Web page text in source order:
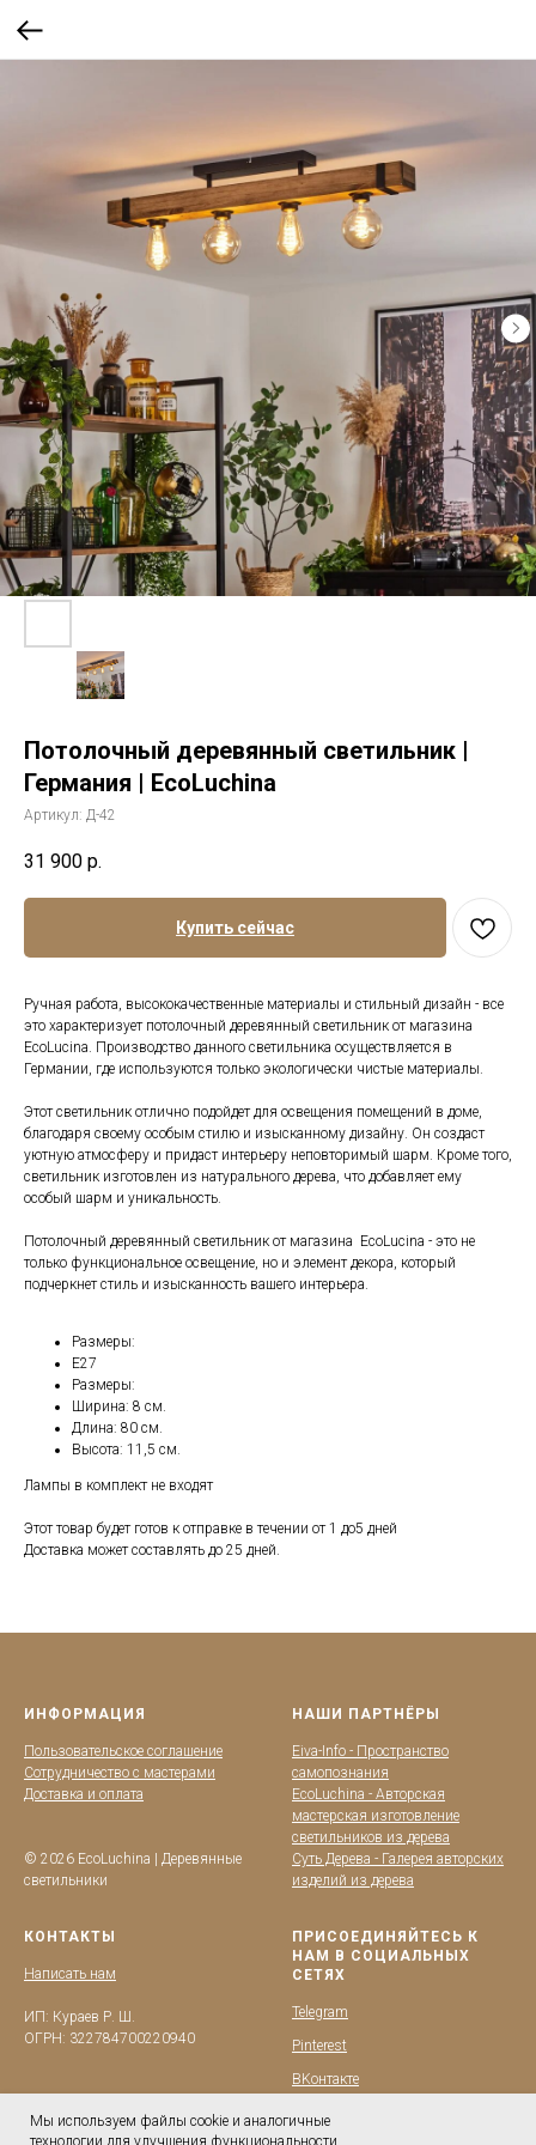
Потолочный деревянный светильник |
Германия | EcoLuchina
Артикул: Д-42
31 900 р.
Купить сейчас
Ручная работа, высококачественные материалы и стильный дизайн - все
это характеризует потолочный деревянный светильник от магазина
EcoLucina. Производство данного светильника осуществляется в
Германии, где используются только экологически чистые материалы.
Этот светильник отлично подойдет для освещения помещений в доме,
благодаря своему особым стилю и изысканному дизайну. Он создаст
уютную атмосферу и придаст интерьеру неповторимый шарм. Кроме того,
светильник изготовлен из натурального дерева, что добавляет ему
особый шарм и уникальность.
Потолочный деревянный светильник от магазина EcoLucina - это не
только функциональное освещение, но и элемент декора, который
подчеркнет стиль и изысканность вашего интерьера.
Размеры:
Е27
Размеры:
Ширина: 8 см.
Длина: 80 см.
Высота: 11,5 см.
Лампы в комплект не входят
Этот товар будет готов к отправке в течении от 1 до5 дней
Доставка может составлять до 25 дней.
ИНФОРМАЦИЯ
Пользовательское соглашение
Сотрудничество с мастерами
Доставка и оплата
© 2026 EcoLuchina | Деревянные
светильники
НАШИ ПАРТНЁРЫ
Eiva-Info - Пространство
самопознания
EcoLuchina - Авторская
мастерская изготовление
светильников из дерева
Суть Дерева - Галерея авторских
изделий из дерева
КОНТАКТЫ
Написать нам
ИП: Кураев Р. Ш.
ОГРН: 322784700220940
ПРИСОЕДИНЯЙТЕСЬ К
НАМ В СОЦИАЛЬНЫХ
СЕТЯХ
Telegram
Pinterest
BKонтакте
Мы используем файлы cookie и аналогичные
технологии для улучшения функциональности